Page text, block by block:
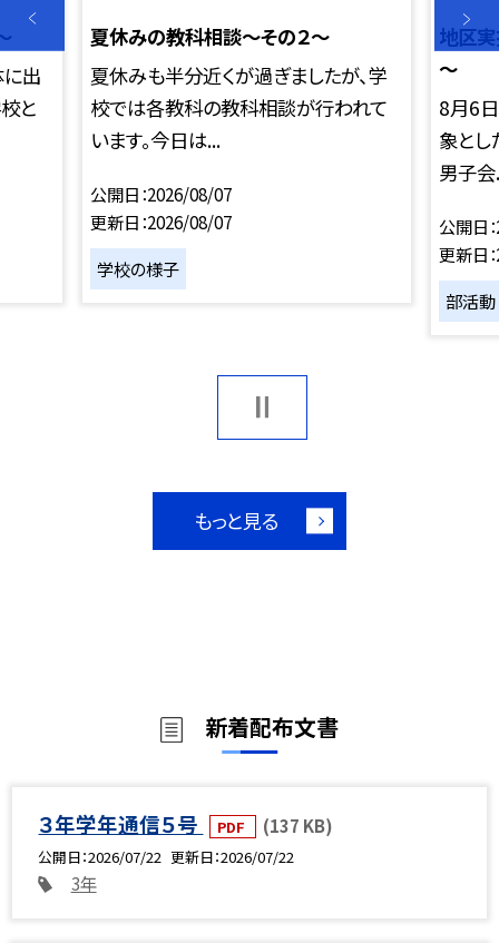
出
と
夏休みの教科相談～その２～
夏休みも半分近くが過ぎましたが、学
校では各教科の教科相談が行われて
います。今日は...
公開日 2026/08/07
更新日 2026/08/07
学校の様子
地区
～
8月6日
象と
男子
公開日
更新日
部活動
もっと見る
新着配布文書
３年学年通信５号 PDF (137 KB)
公開日 2026/07/22 更新日 2026/07/22
3年